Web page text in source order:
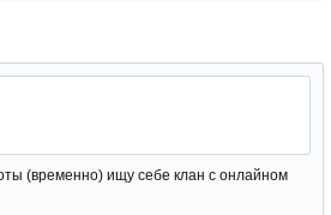
(временно) ищу себе клан с онлайном